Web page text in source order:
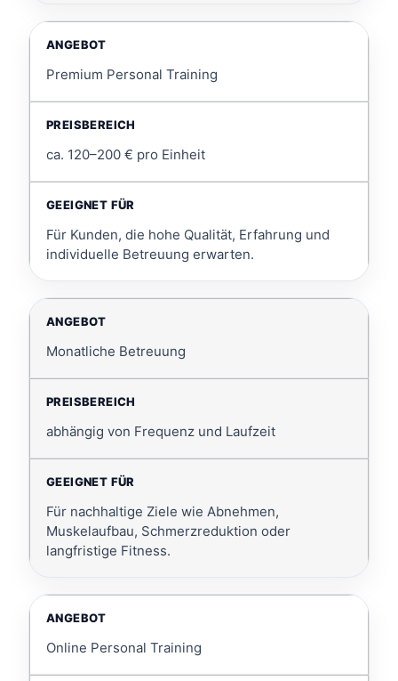
Premium Personal Training
ca. 120–200 € pro Einheit
Für Kunden, die hohe Qualität, Erfahrung und
individuelle Betreuung erwarten.
Monatliche Betreuung
abhängig von Frequenz und Laufzeit
Für nachhaltige Ziele wie Abnehmen,
Muskelaufbau, Schmerzreduktion oder
langfristige Fitness.
Online Personal Training